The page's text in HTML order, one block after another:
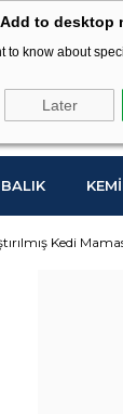
to desktop
to know about
Later
BALIK
Kedi